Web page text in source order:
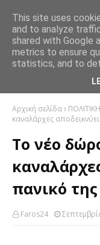
Αρχική σελίδα ΠΟΛΙΤΙΚΗ
καναλάρχες
Το νέο
πανικό
Faros24
This site uses
and to analyze
shared with Google
metrics to ensure
statistics, and to